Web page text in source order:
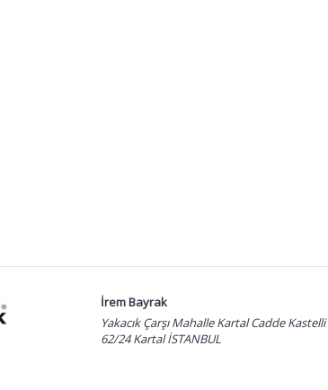
İrem Bayrak
Yakacık Çarşı Mahalle Kartal Cadde Kastelli
62/24 Kartal İSTANBUL